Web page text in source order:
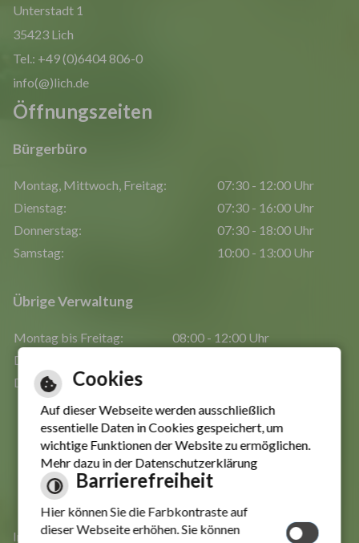
Unterstadt 1
35423 Lich
Tel.: +49 (0)6404 806-0
info(@)lich.de
Öffnungszeiten
Bürgerbüro
Montag, Mittwoch, Freitag:
Dienstag:
Donnerstag:
Samstag:
07:30 - 12:00 Uhr
07:30 - 16:00 Uhr
07:30 - 18:00 Uhr
10:00 - 13:00 Uhr
Übrige Verwaltung
Montag bis Freitag:
Dienstag:
Donnerstag:
08:00 - 12:00 Uhr
Inhaltsverzeichnis
Impressum
Datenschutzerklärung
Erklärung zur Barrierefreiheit
Informationen in leichter Sprache
Cookies
Auf dieser Webseite werden ausschließlich
essentielle Daten in Cookies gespeichert, um
wichtige Funktionen der Website zu ermöglichen.
Mehr dazu in der Datenschutzerklärung
Barrierefreiheit
Hier können Sie die Farbkontraste auf
dieser Webseite erhöhen. Sie können